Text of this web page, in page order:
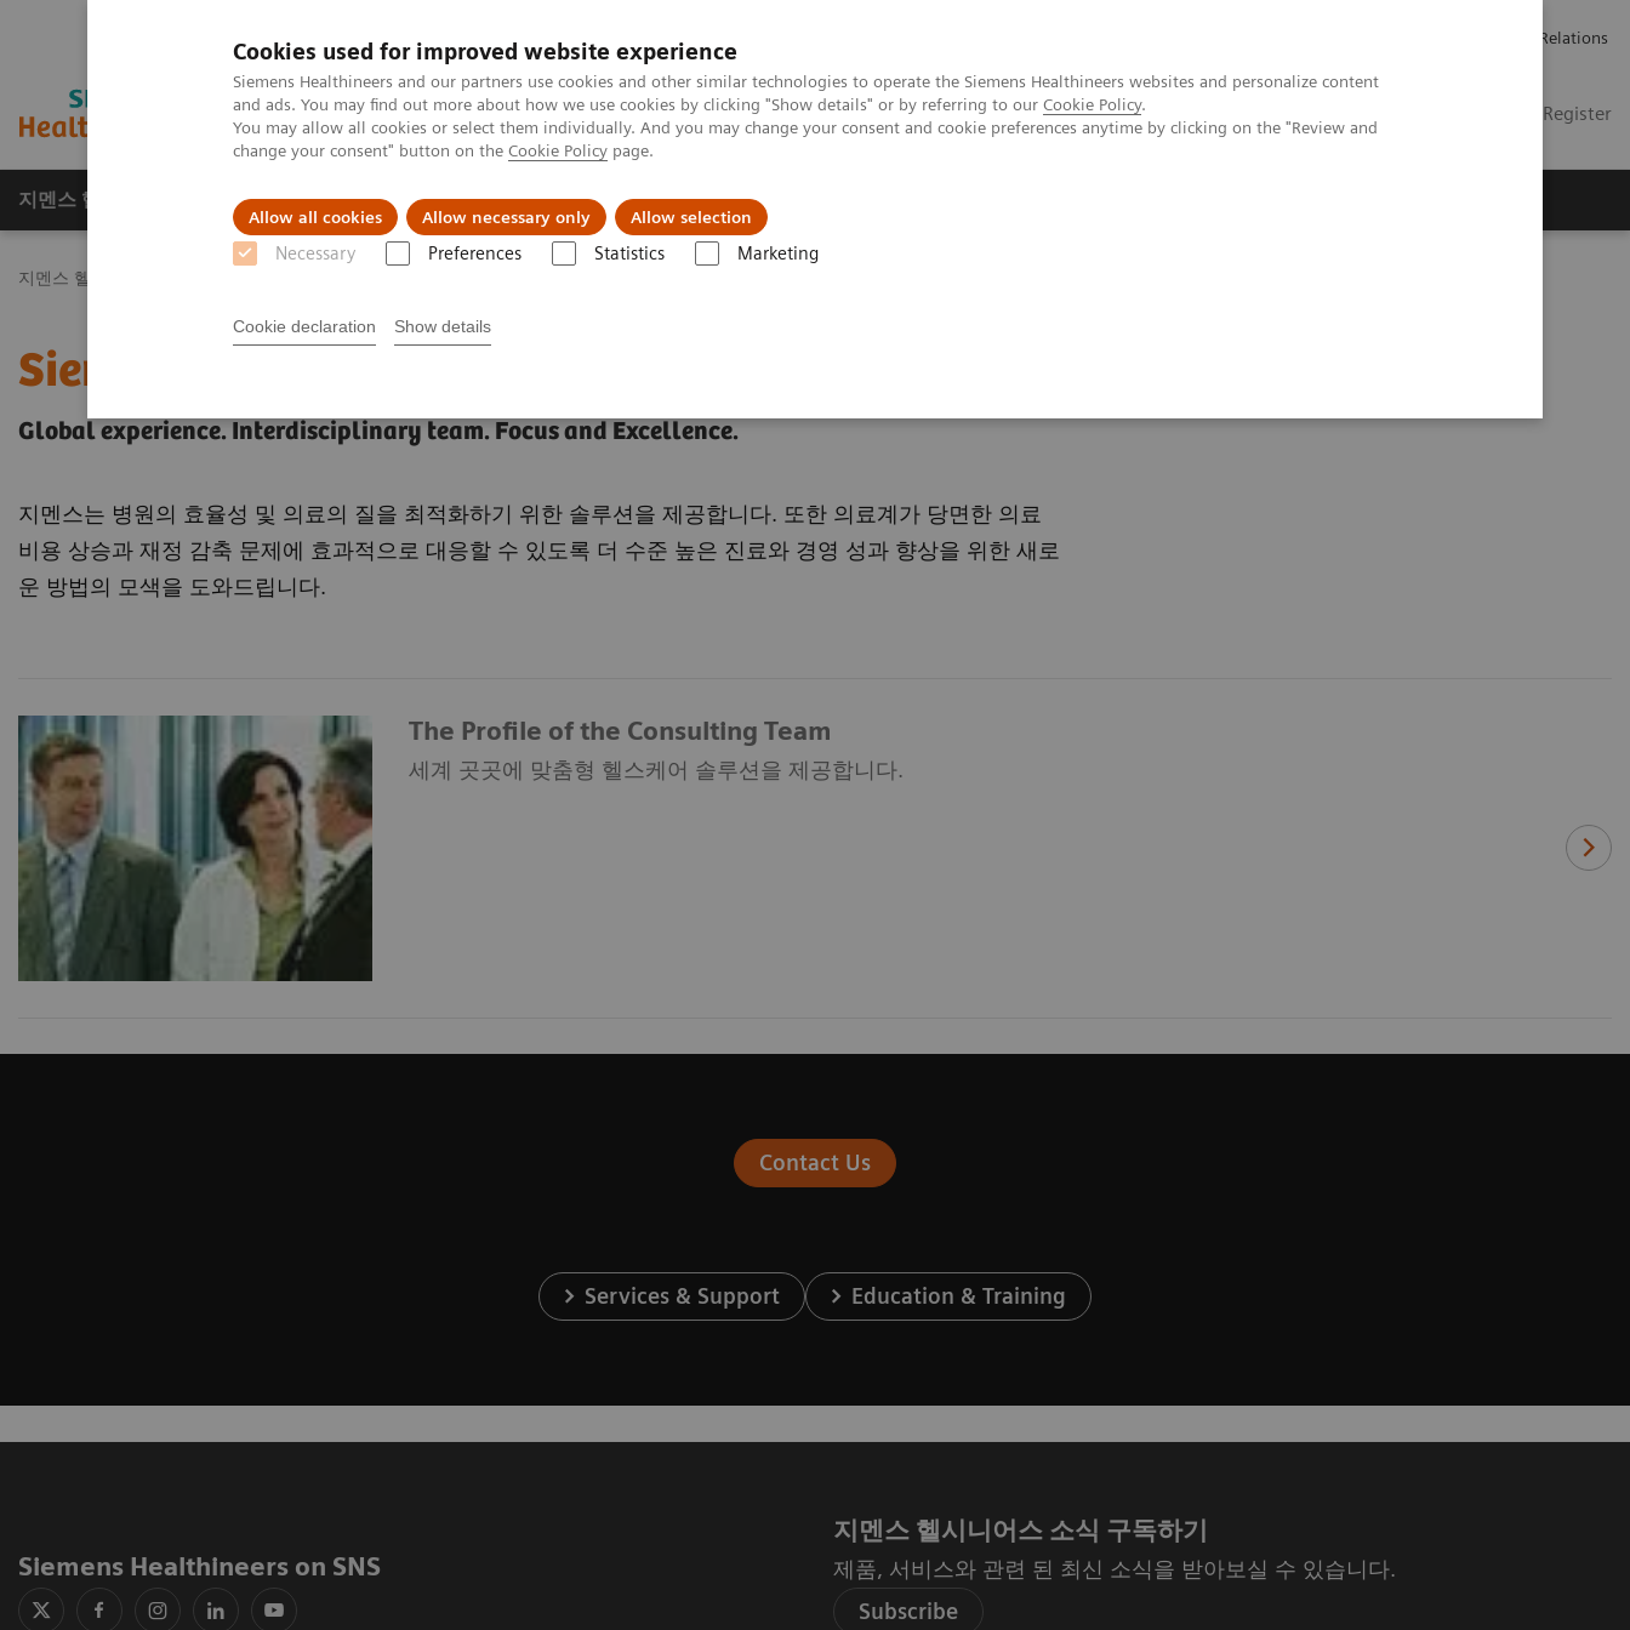
Cookies used for improved website experience
Siemens Healthineers and our partners use cookies and other similar technologies to operate the Siemens Healthineers websites and personalize content
and ads. You may find out more about how we use cookies by clicking "Show details" or by referring to our Cookie Policy.
You may allow all cookies or select them individually. And you may change your consent and cookie preferences anytime by clicking on the "Review and
change your consent" button on the Cookie Policy page.
Allow all cookies Allow necessary only Allow selection
Necessary Preferences Statistics Marketing
Cookie declaration Show details
Investor Relations
Login / Register
지멘스 헬시니어스(주) 채용 주요 제품 및 서비스
지멘스 헬시니어스(주)
Siemens Healthcare Consulting
Global experience. Interdisciplinary team. Focus and Excellence.
지멘스는 병원의 효율성 및 의료의 질을 최적화하기 위한 솔루션을 제공합니다. 또한 의료계가 당면한 의료
비용 상승과 재정 감축 문제에 효과적으로 대응할 수 있도록 더 수준 높은 진료와 경영 성과 향상을 위한 새로
운 방법의 모색을 도와드립니다.
The Profile of the Consulting Team
세계 곳곳에 맞춤형 헬스케어 솔루션을 제공합니다.
Contact Us
Services & Support Education & Training
Siemens Healthineers on SNS
지멘스 헬시니어스 소식 구독하기
제품, 서비스와 관련 된 최신 소식을 받아보실 수 있습니다.
Subscribe